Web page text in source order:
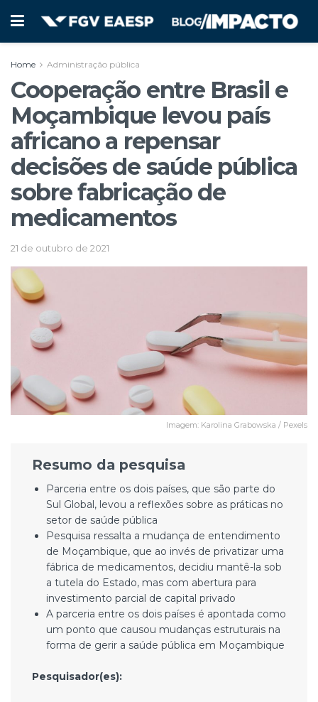
Home Administração pública
Cooperação entre Brasil e
Moçambique levou país
africano a repensar
decisões de saúde pública
sobre fabricação de
medicamentos
21 de outubro de 2021
Imagem: Karolina Grabowska / Pexels
Resumo da pesquisa
Parceria entre os dois países, que são parte do
Sul Global, levou a reflexões sobre as práticas no
setor de saúde pública
Pesquisa ressalta a mudança de entendimento
de Moçambique, que ao invés de privatizar uma
fábrica de medicamentos, decidiu mantê-la sob
a tutela do Estado, mas com abertura para
investimento parcial de capital privado
A parceria entre os dois países é apontada como
um ponto que causou mudanças estruturais na
forma de gerir a saúde pública em Moçambique
Pesquisador(es):